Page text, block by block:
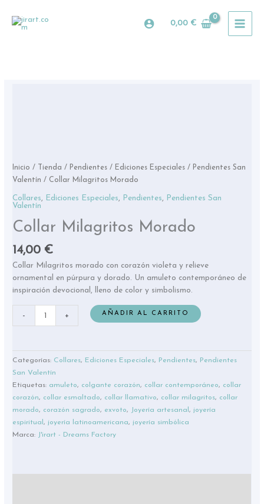
contenido
0,00 €
Inicio / Tienda / Pendientes / Ediciones Especiales / Pendientes San
Valentín / Collar Milagritos Morado
Collares, Ediciones Especiales, Pendientes,
Pendientes San
Valentín
Collar Milagritos Morado
14,00 €
Collar Milagritos morado con corazón violeta y relieve
ornamental en púrpura y dorado. Un amuleto contemporáneo de
inspiración devocional, lleno de color y simbolismo.
- + AÑADIR AL CARRITO
Categorías: Collares, Ediciones Especiales, Pendientes, Pendientes
San Valentín
Etiquetas: amuleto, colgante corazón, collar contemporáneo, collar
corazón, collar esmaltado, collar llamativo, collar milagritos, collar
morado, corazón sagrado, exvoto, Joyería artesanal, joyería
espiritual, joyería latinoamericana, joyería simbólica
Marca:
J'irart - Dreams Factory